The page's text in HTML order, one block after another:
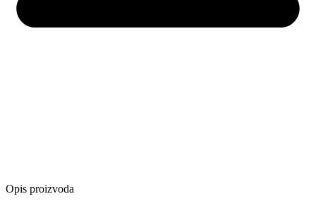
Opis proizvoda